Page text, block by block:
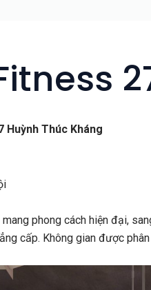
Thúc Kháng
mang phong cách hiện đại,
cấp. Không gian được